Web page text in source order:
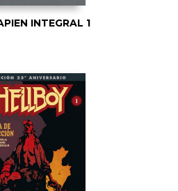
INTEGRAL 1